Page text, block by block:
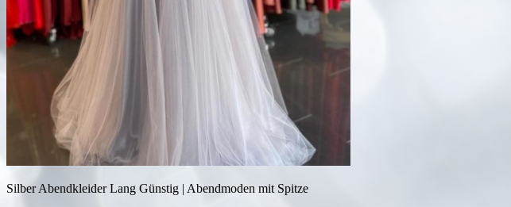
Silber Abendkleider Lang Günstig | Abendmoden mit Spitze